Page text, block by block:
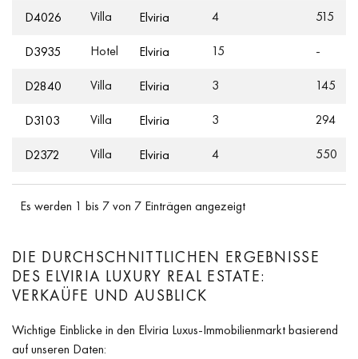
D4026 Villa Elviria 4 515
D3935 Hotel Elviria 15 -
D2840 Villa Elviria 3 145
D3103 Villa Elviria 3 294
D2372 Villa Elviria 4 550
Es werden 1 bis 7 von 7 Einträgen angezeigt
DIE DURCHSCHNITTLICHEN ERGEBNISSE
DES ELVIRIA LUXURY REAL ESTATE:
VERKAÜFE UND AUSBLICK
Wichtige Einblicke in den Elviria Luxus-Immobilienmarkt basierend
auf unseren Daten: